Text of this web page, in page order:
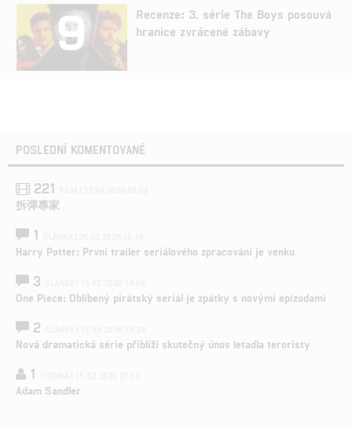
9
Recenze: 3. série The Boys posouvá
hranice zvrácené zábavy
POSLEDNÍ KOMENTOVANÉ
221
拆彈專家
1
Harry Potter: První trailer seriálového zpracování je venku
3
One Piece: Oblíbený pirátský seriál je zpátky s novými epizodami
2
Nová dramatická série přiblíží skutečný únos letadla teroristy
1
Adam Sandler